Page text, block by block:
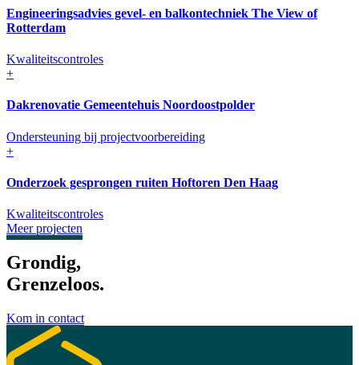
Engineeringsadvies gevel- en balkontechniek The View of
Rotterdam
Kwaliteitscontroles
+
Dakrenovatie Gemeentehuis Noordoostpolder
Ondersteuning bij projectvoorbereiding
+
Onderzoek gesprongen ruiten Hoftoren Den Haag
Kwaliteitscontroles
Meer projecten
Grondig,
Grenzeloos.
Kom in contact